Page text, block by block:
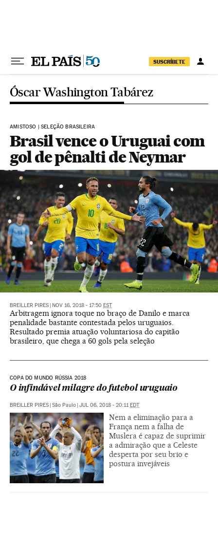
SUSCRÍBETE
Óscar Washington Tabárez
AMISTOSO | SELEÇÃO BRASILEIRA
Brasil vence o Uruguai com
gol de pênalti de Neymar
BREILLER PIRES NOV 16, 2018 - 17:50 EST
Arbitragem ignora toque no braço de Danilo e marca
penalidade bastante contestada pelos uruguaios.
Resultado premia atuação voluntariosa do capitão
brasileiro, que chega a 60 gols pela seleção
COPA DO MUNDO RÚSSIA 2018
O infindável milagre do futebol uruguaio
BREILLER PIRES São Paulo JUL 06, 2018 - 20:11 EDT
Nem a eliminação para a
França nem a falha de
Muslera é capaz de suprimir
a admiração que a Celeste
desperta por seu brio e
postura invejáveis